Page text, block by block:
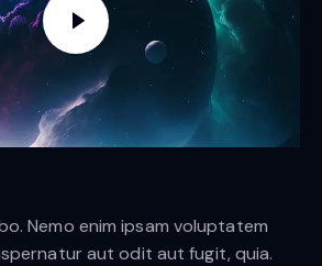
Nemo enim ipsam voluptatem
aut odit aut fugit, quia.